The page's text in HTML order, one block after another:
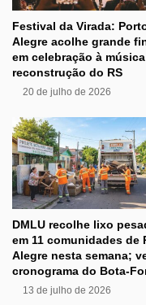
Festival da Virada:
Alegre acolhe grande
em celebração à
reconstrução do RS
20 de julho de 2026
DMLU recolhe lixo
em 11 comunidades de
Alegre nesta semana;
cronograma do Bota-
13 de julho de 2026